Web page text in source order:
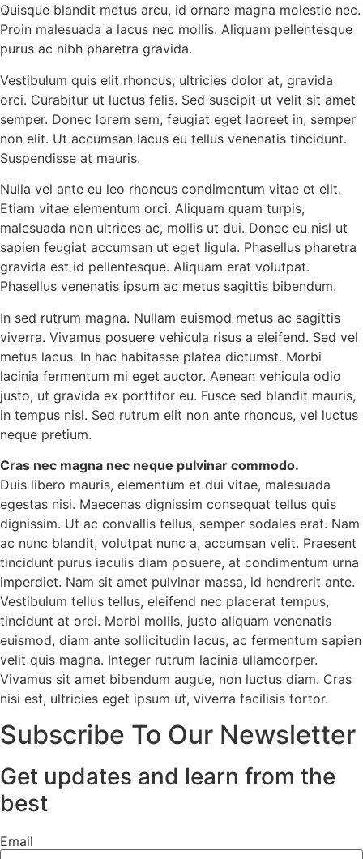
Quisque blandit metus arcu, id ornare magna molestie nec.
Proin malesuada a lacus nec mollis. Aliquam pellentesque
purus ac nibh pharetra gravida.
Vestibulum quis elit rhoncus, ultricies dolor at, gravida
orci. Curabitur ut luctus felis. Sed suscipit ut velit sit amet
semper. Donec lorem sem, feugiat eget laoreet in, semper
non elit. Ut accumsan lacus eu tellus venenatis tincidunt.
Suspendisse at mauris.
Nulla vel ante eu leo rhoncus condimentum vitae et elit.
Etiam vitae elementum orci. Aliquam quam turpis,
malesuada non ultrices ac, mollis ut dui. Donec eu nisl ut
sapien feugiat accumsan ut eget ligula. Phasellus pharetra
gravida est id pellentesque. Aliquam erat volutpat.
Phasellus venenatis ipsum ac metus sagittis bibendum.
In sed rutrum magna. Nullam euismod metus ac sagittis
viverra. Vivamus posuere vehicula risus a eleifend. Sed vel
metus lacus. In hac habitasse platea dictumst. Morbi
lacinia fermentum mi eget auctor. Aenean vehicula odio
justo, ut gravida ex porttitor eu. Fusce sed blandit mauris,
in tempus nisl. Sed rutrum elit non ante rhoncus, vel luctus
neque pretium.
Cras nec magna nec neque pulvinar commodo.
Duis libero mauris, elementum et dui vitae, malesuada
egestas nisi. Maecenas dignissim consequat tellus quis
dignissim. Ut ac convallis tellus, semper sodales erat. Nam
ac nunc blandit, volutpat nunc a, accumsan velit. Praesent
tincidunt purus iaculis diam posuere, at condimentum urna
imperdiet. Nam sit amet pulvinar massa, id hendrerit ante.
Vestibulum tellus tellus, eleifend nec placerat tempus,
tincidunt at orci. Morbi mollis, justo aliquam venenatis
euismod, diam ante sollicitudin lacus, ac fermentum sapien
velit quis magna. Integer rutrum lacinia ullamcorper.
Vivamus sit amet bibendum augue, non luctus diam. Cras
nisi est, ultricies eget ipsum ut, viverra facilisis tortor.
Subscribe To Our Newsletter
Get updates and learn from the
best
Email